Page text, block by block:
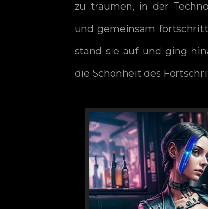
zu träumen, in der
und gemeinsam
stand sie auf und ging
die Schönheit des